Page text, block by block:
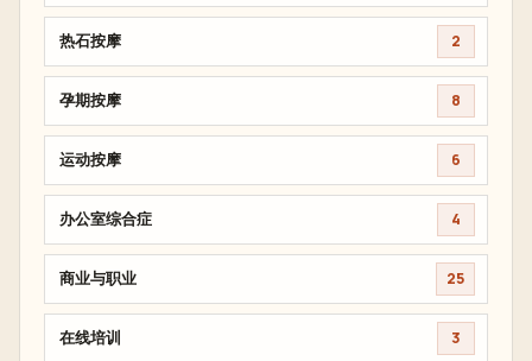
热石按摩 2
孕期按摩 8
运动按摩 6
办公室综合症 4
商业与职业 25
在线培训 3